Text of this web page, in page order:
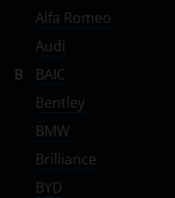
Alfa Romeo
Audi
B
BAIC
Bentley
BMW
Brilliance
BYD